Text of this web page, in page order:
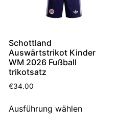
Schottland
Auswärtstrikot Kinder
WM 2026 Fußball
trikotsatz
€34.00
Ausführung wählen